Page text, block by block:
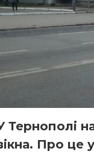
Тернополі
Про це